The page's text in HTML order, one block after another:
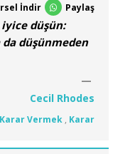
İndir Paylaş
düşün:
düşünmeden
Cecil Rhodes
Karar Vermek , Karar